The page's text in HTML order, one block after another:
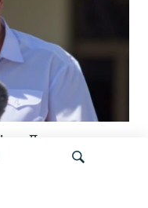
Лукашэнку
Расеі, —